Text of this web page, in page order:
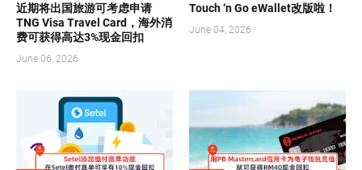
近期将出国旅游可考虑申请
TNG Visa Travel Card，海外消
费可获得高达3%现金回扣
June 06, 2026
Touch ‘n Go eWallet改版啦！
June 04, 2026